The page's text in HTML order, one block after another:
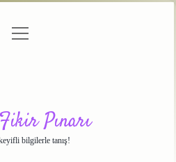
menüyü
Pınarı
bilgilerle tanış!